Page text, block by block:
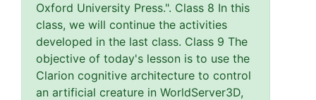
Oxford University Press.". Class 8 In this
class, we will continue the activities
developed in the last class. Class 9 The
objective of today's lesson is to use the
Clarion cognitive architecture to control
an artificial creature in WorldServer3D,